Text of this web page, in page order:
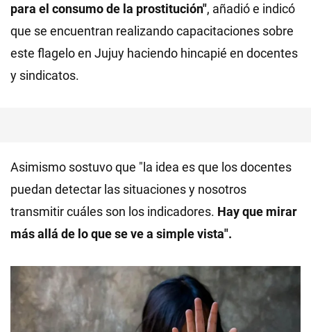
para el consumo de la prostitución", añadió e indicó
que se encuentran realizando capacitaciones sobre
este flagelo en Jujuy haciendo hincapié en docentes
y sindicatos.
Asimismo sostuvo que "la idea es que los docentes
puedan detectar las situaciones y nosotros
transmitir cuáles son los indicadores. Hay que mirar
más allá de lo que se ve a simple vista".